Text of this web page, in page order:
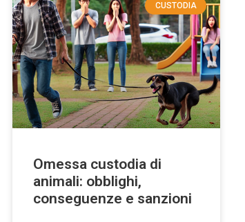
CUSTODIA
Omessa custodia di
animali: obblighi,
conseguenze e sanzioni